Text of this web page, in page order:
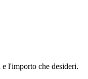
l'importo che desideri.